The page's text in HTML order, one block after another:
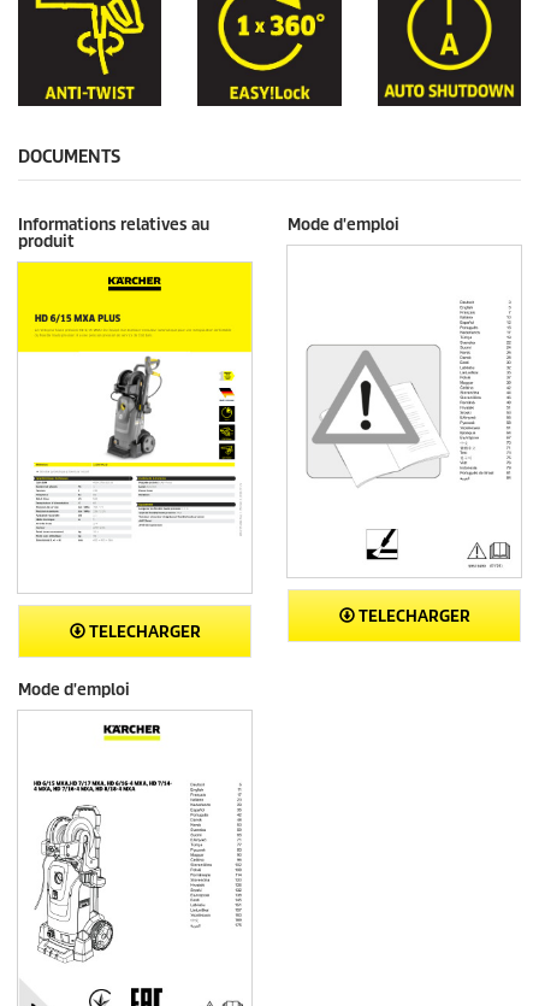
DOCUMENTS
Informations relatives au
produit
TELECHARGER
Mode d'emploi
TELECHARGER
Mode d'emploi